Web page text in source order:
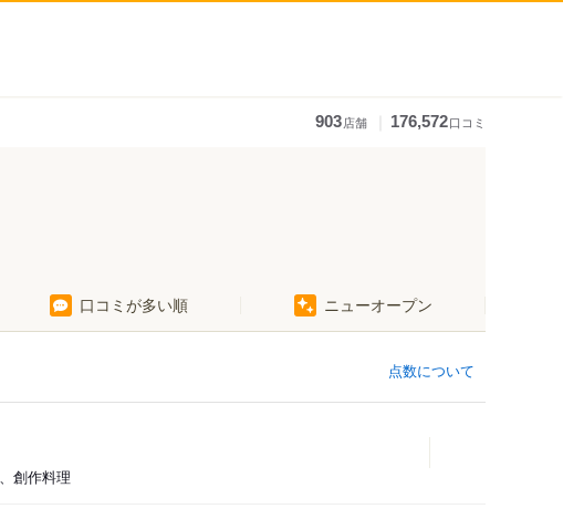
903店舗 176,572口コミ
口コミが多い順 ニューオープン
点数について
創作料理